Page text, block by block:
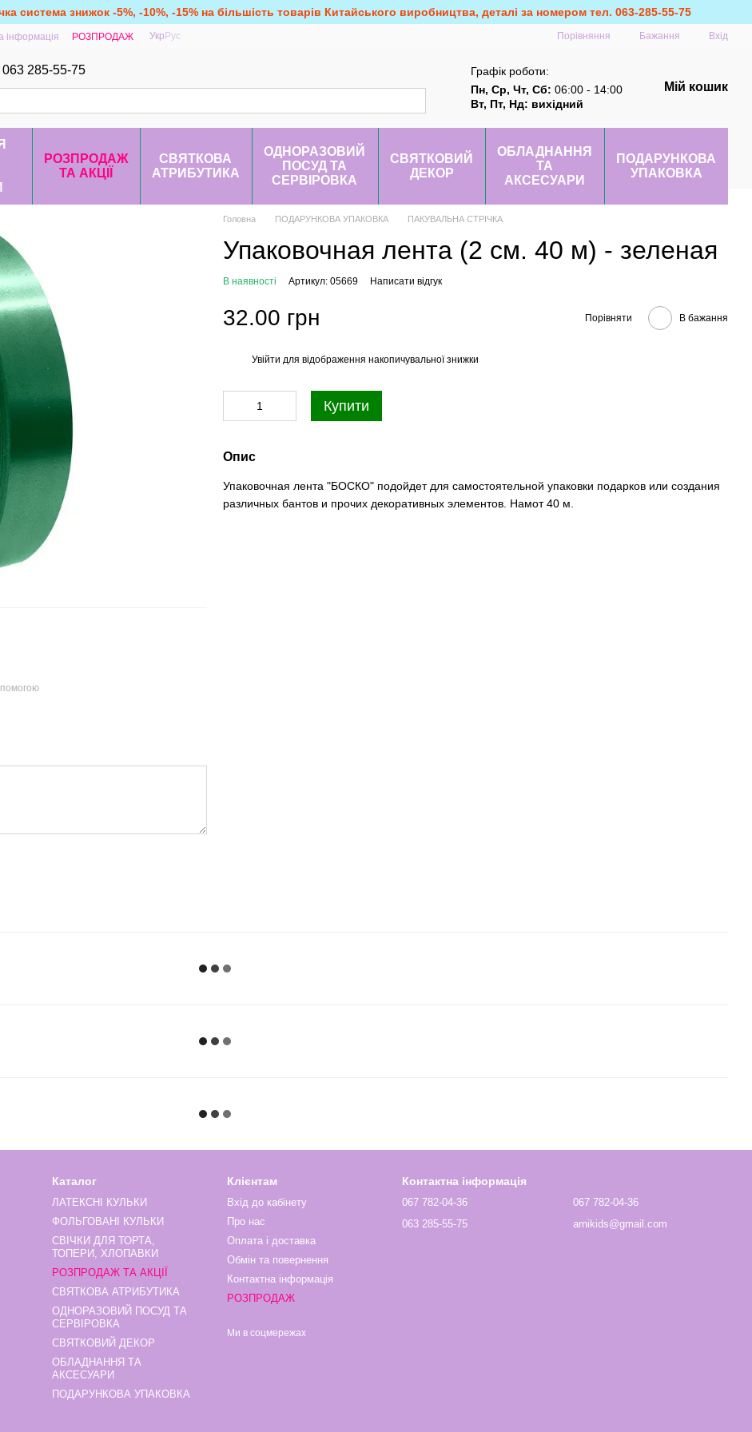
система знижок -5%, -10%, -15% на більшість товарів Китайського виробництва, деталі за номером тел. 063-285-55-75
інформація РОЗПРОДАЖ Укр Рус Порівняння Бажання Вхід
063 285-55-75
Графік роботи:
Пн, Ср, Чт, Сб: 06:00 - 14:00
Вт, Пт, Нд: вихідний
Мій кошик
РОЗПРОДАЖ
ТА АКЦІЇ
СВЯТКОВА
АТРИБУТИКА
ОДНОРАЗОВИЙ
ПОСУД ТА
СЕРВІРОВКА
СВЯТКОВИЙ
ДЕКОР
ОБЛАДНАННЯ
ТА
АКСЕСУАРИ
ПОДАРУНКОВА
УПАКОВКА
Головна ПОДАРУНКОВА УПАКОВКА ПАКУВАЛЬНА СТРІЧКА
Упаковочная лента (2 см. 40 м) - зеленая
В наявності Артикул: 05669 Написати відгук
32.00 грн Порівняти В бажання
Увійти для відображення накопичувальної знижки
Купити
Опис
Упаковочная лента "БОСКО" подойдет для самостоятельной упаковки подарков или создания
различных бантов и прочих декоративных элементов. Намот 40 м.
Каталог
ЛАТЕКСНІ КУЛЬКИ
ФОЛЬГОВАНІ КУЛЬКИ
СВІЧКИ ДЛЯ ТОРТА,
ТОПЕРИ, ХЛОПАВКИ
РОЗПРОДАЖ ТА АКЦІЇ
СВЯТКОВА АТРИБУТИКА
ОДНОРАЗОВИЙ ПОСУД ТА
СЕРВІРОВКА
СВЯТКОВИЙ ДЕКОР
ОБЛАДНАННЯ ТА
АКСЕСУАРИ
ПОДАРУНКОВА УПАКОВКА
Клієнтам
Вхід до кабінету
Про нас
Оплата і доставка
Обмін та повернення
Контактна інформація
РОЗПРОДАЖ
Ми в соцмережах
Контактна інформація
067 782-04-36
063 285-55-75
067 782-04-36
arnikids@gmail.com